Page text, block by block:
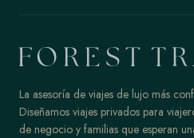
La asesoría de viajes de lujo más
Diseñamos viajes privados para
de negocio y familias que esperan